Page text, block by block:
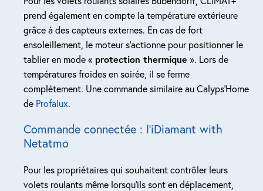
prend également en compte la température extérieure
grâce à des capteurs externes. En cas de fort
ensoleillement, le moteur s’actionne pour positionner le
tablier en mode « protection thermique ». Lors de
températures froides en soirée, il se ferme
complètement. Une commande similaire au Calyps’Home
de Profalux.
Commande connectée : l’iDiamant with
Netatmo
Pour les propriétaires qui souhaitent contrôler leurs
volets roulants même lorsqu’ils sont en déplacement,